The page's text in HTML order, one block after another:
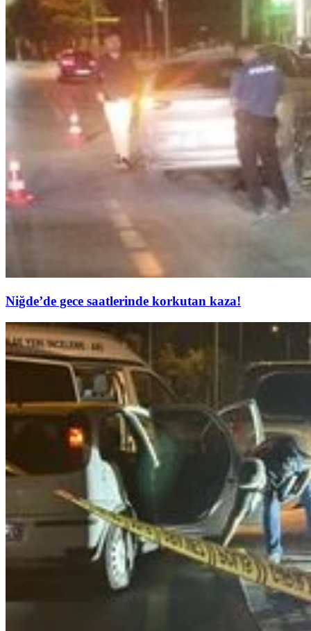
Niğde’de gece saatlerinde korkutan kaza!